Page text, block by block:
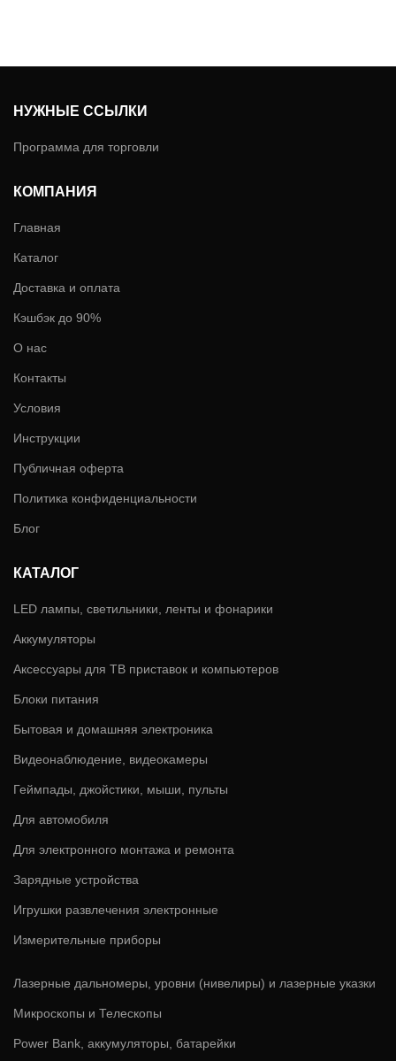
НУЖНЫЕ ССЫЛКИ
Программа для торговли
КОМПАНИЯ
Главная
Каталог
Доставка и оплата
Кэшбэк до 90%
О нас
Контакты
Условия
Инструкции
Публичная оферта
Политика конфиденциальности
Блог
КАТАЛОГ
LED лампы, светильники, ленты и фонарики
Аккумуляторы
Аксессуары для ТВ приставок и компьютеров
Блоки питания
Бытовая и домашняя электроника
Видеонаблюдение, видеокамеры
Геймпады, джойстики, мыши, пульты
Для автомобиля
Для электронного монтажа и ремонта
Зарядные устройства
Игрушки развлечения электронные
Измерительные приборы
Лазерные дальномеры, уровни (нивелиры) и лазерные указки
Микроскопы и Телескопы
Power Bank, аккумуляторы, батарейки